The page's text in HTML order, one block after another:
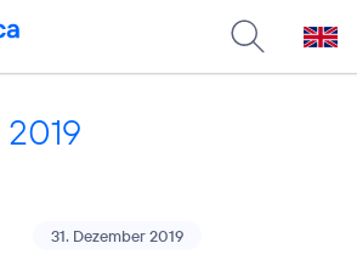
31. Dezember 2019